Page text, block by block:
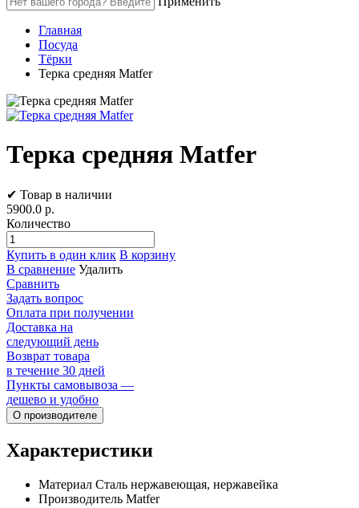
Главная
Посуда
Тёрки
Терка средняя Matfer
Терка средняя Matfer
✔ Товар в наличии
5900.0 р.
Количество
Купить в один клик В корзину
В сравнение Удалить
Сравнить
Задать вопрос
Оплата при получении
Доставка на
следующий день
Возврат товара
в течение 30 дней
Пункты самовывоза —
дешево и удобно
О производителе
Характеристики
Материал Сталь нержавеющая, нержавейка
Производитель Matfer